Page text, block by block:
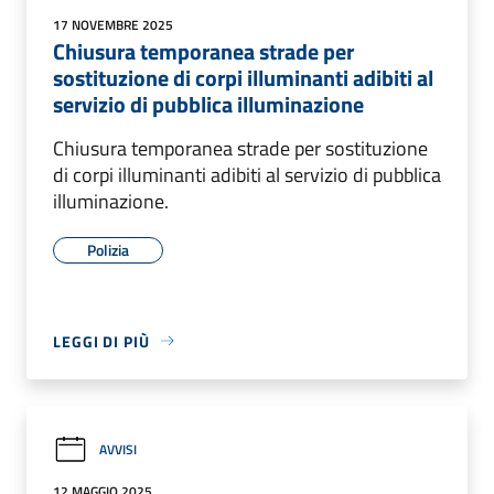
17 NOVEMBRE 2025
Chiusura temporanea strade per
sostituzione di corpi illuminanti adibiti al
servizio di pubblica illuminazione
Chiusura temporanea strade per sostituzione
di corpi illuminanti adibiti al servizio di pubblica
illuminazione.
Polizia
LEGGI DI PIÙ
AVVISI